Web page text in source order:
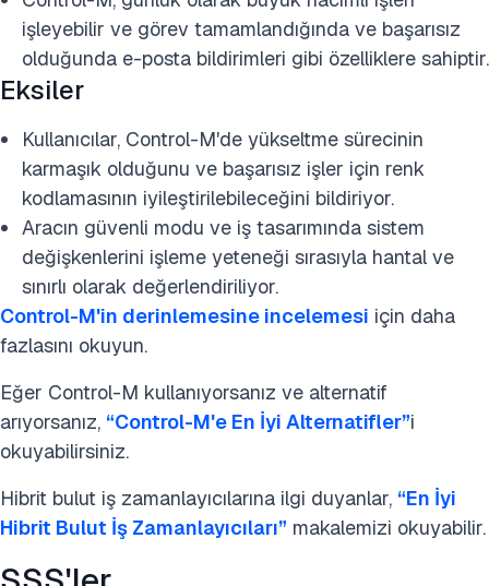
işleyebilir ve görev tamamlandığında ve başarısız
olduğunda e-posta bildirimleri gibi özelliklere sahiptir.
Eksiler
Kullanıcılar, Control-M'de yükseltme sürecinin
karmaşık olduğunu ve başarısız işler için renk
kodlamasının iyileştirilebileceğini bildiriyor.
Aracın güvenli modu ve iş tasarımında sistem
değişkenlerini işleme yeteneği sırasıyla hantal ve
sınırlı olarak değerlendiriliyor.
Control-M'in derinlemesine incelemesi için daha
fazlasını okuyun.
Eğer Control-M kullanıyorsanız ve alternatif
arıyorsanız, “Control-M'e En İyi Alternatifler”i
okuyabilirsiniz.
Hibrit bulut iş zamanlayıcılarına ilgi duyanlar, “En İyi
Hibrit Bulut İş Zamanlayıcıları” makalemizi okuyabilir.